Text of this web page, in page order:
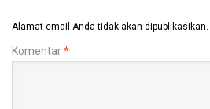
Alamat email Anda tidak akan dipublikasikan.
Komentar*